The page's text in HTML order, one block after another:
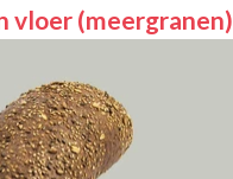
vloer (meergranen)